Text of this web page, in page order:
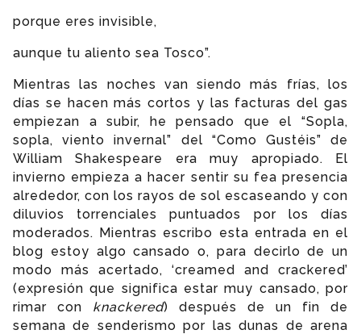
porque eres invisible,
aunque tu aliento sea Tosco”.
Mientras las noches van siendo más frías, los
días se hacen más cortos y las facturas del gas
empiezan a subir, he pensado que el “Sopla,
sopla, viento invernal” del “Como Gustéis” de
William Shakespeare era muy apropiado. El
invierno empieza a hacer sentir su fea presencia
alrededor, con los rayos de sol escaseando y con
diluvios torrenciales puntuados por los días
moderados. Mientras escribo esta entrada en el
blog estoy algo cansado o, para decirlo de un
modo más acertado, ‘creamed and crackered’
(expresión que significa estar muy cansado, por
rimar con knackered) después de un fin de
semana de senderismo por las dunas de arena